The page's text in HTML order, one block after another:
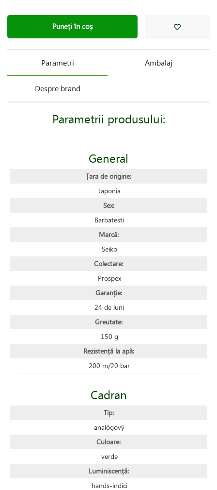
Puneți în coș
Parametri Ambalaj
Despre brand
Parametrii produsului:
General
Țara de origine:
Japonia
Sex:
Barbatesti
Marcă:
Seiko
Colectare:
Prospex
Garanție:
24 de luni
Greutate:
150 g
Rezistență la apă:
200 m/20 bar
Cadran
Tip:
analógový
Culoare:
verde
Luminiscență:
hands-indici